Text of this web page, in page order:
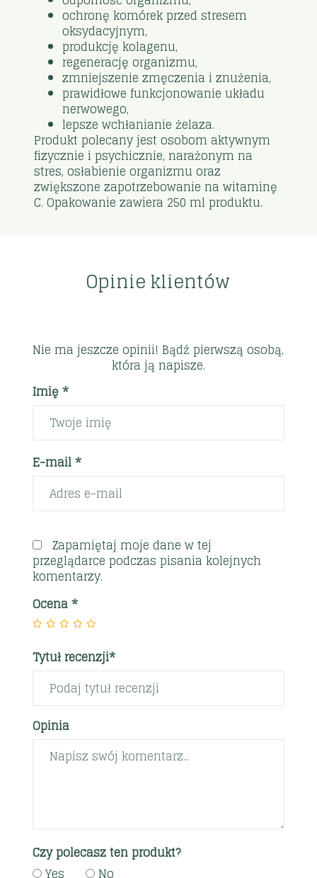
ochronę komórek przed stresem
oksydacyjnym,
produkcję kolagenu,
regenerację organizmu,
zmniejszenie zmęczenia i znużenia,
prawidłowe funkcjonowanie układu
nerwowego,
lepsze wchłanianie żelaza.
Produkt polecany jest osobom aktywnym
fizycznie i psychicznie, narażonym na
stres, osłabienie organizmu oraz
zwiększone zapotrzebowanie na witaminę
C. Opakowanie zawiera 250 ml produktu.
Opinie klientów
Nie ma jeszcze opinii! Bądź pierwszą osobą,
która ją napisze.
Imię *
E-mail *
Zapamiętaj moje dane w tej
przeglądarce podczas pisania kolejnych
komentarzy.
Ocena*
Tytuł recenzji*
Opinia
Czy polecasz ten produkt?
Yes
No